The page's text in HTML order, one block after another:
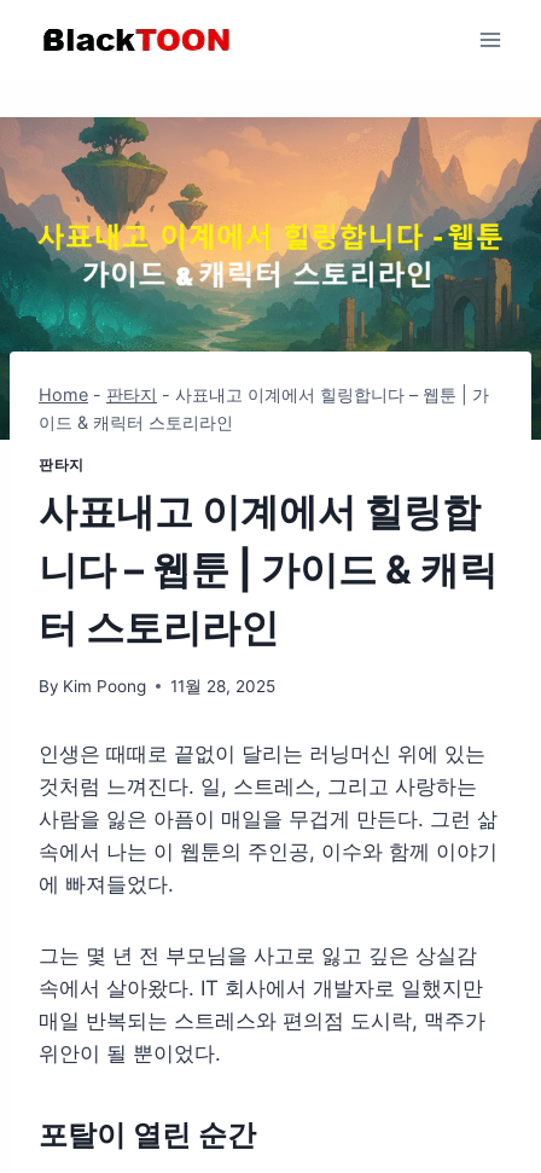
Home - 판타지 - 사표내고 이계에서 힐링합니다 – 웹툰 | 가
이드 & 캐릭터 스토리라인
판타지
사표내고 이계에서 힐링합
니다 – 웹툰 | 가이드 & 캐릭
터 스토리라인
By Kim Poong 11월 28, 2025
인생은 때때로 끝없이 달리는 러닝머신 위에 있는
것처럼 느껴진다. 일, 스트레스, 그리고 사랑하는
사람을 잃은 아픔이 매일을 무겁게 만든다. 그런 삶
속에서 나는 이 웹툰의 주인공, 이수와 함께 이야기
에 빠져들었다.
그는 몇 년 전 부모님을 사고로 잃고 깊은 상실감
속에서 살아왔다. IT 회사에서 개발자로 일했지만
매일 반복되는 스트레스와 편의점 도시락, 맥주가
위안이 될 뿐이었다.
포탈이 열린 순간